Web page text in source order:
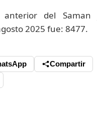
anterior del Saman
2025 fue: 8477.
Compartir